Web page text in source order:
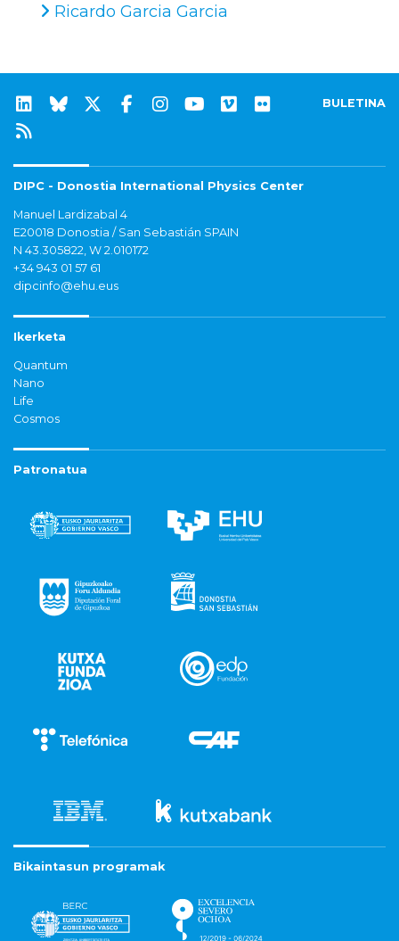
Ricardo Garcia Garcia
BULETINA
DIPC - Donostia International Physics Center
Manuel Lardizabal 4
E20018 Donostia / San Sebastián SPAIN
N 43.305822, W 2.010172
+34 943 01 57 61
dipcinfo@ehu.eus
Ikerketa
Quantum
Nano
Life
Cosmos
Patronatua
Bikaintasun programak